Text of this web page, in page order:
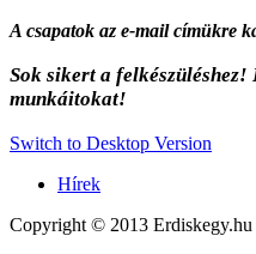
A csapatok az e-mail címükre
Sok sikert a
munkáitokat!
Switch to Desktop Version
Hírek
Copyright © 2013 Erdiskegy.hu